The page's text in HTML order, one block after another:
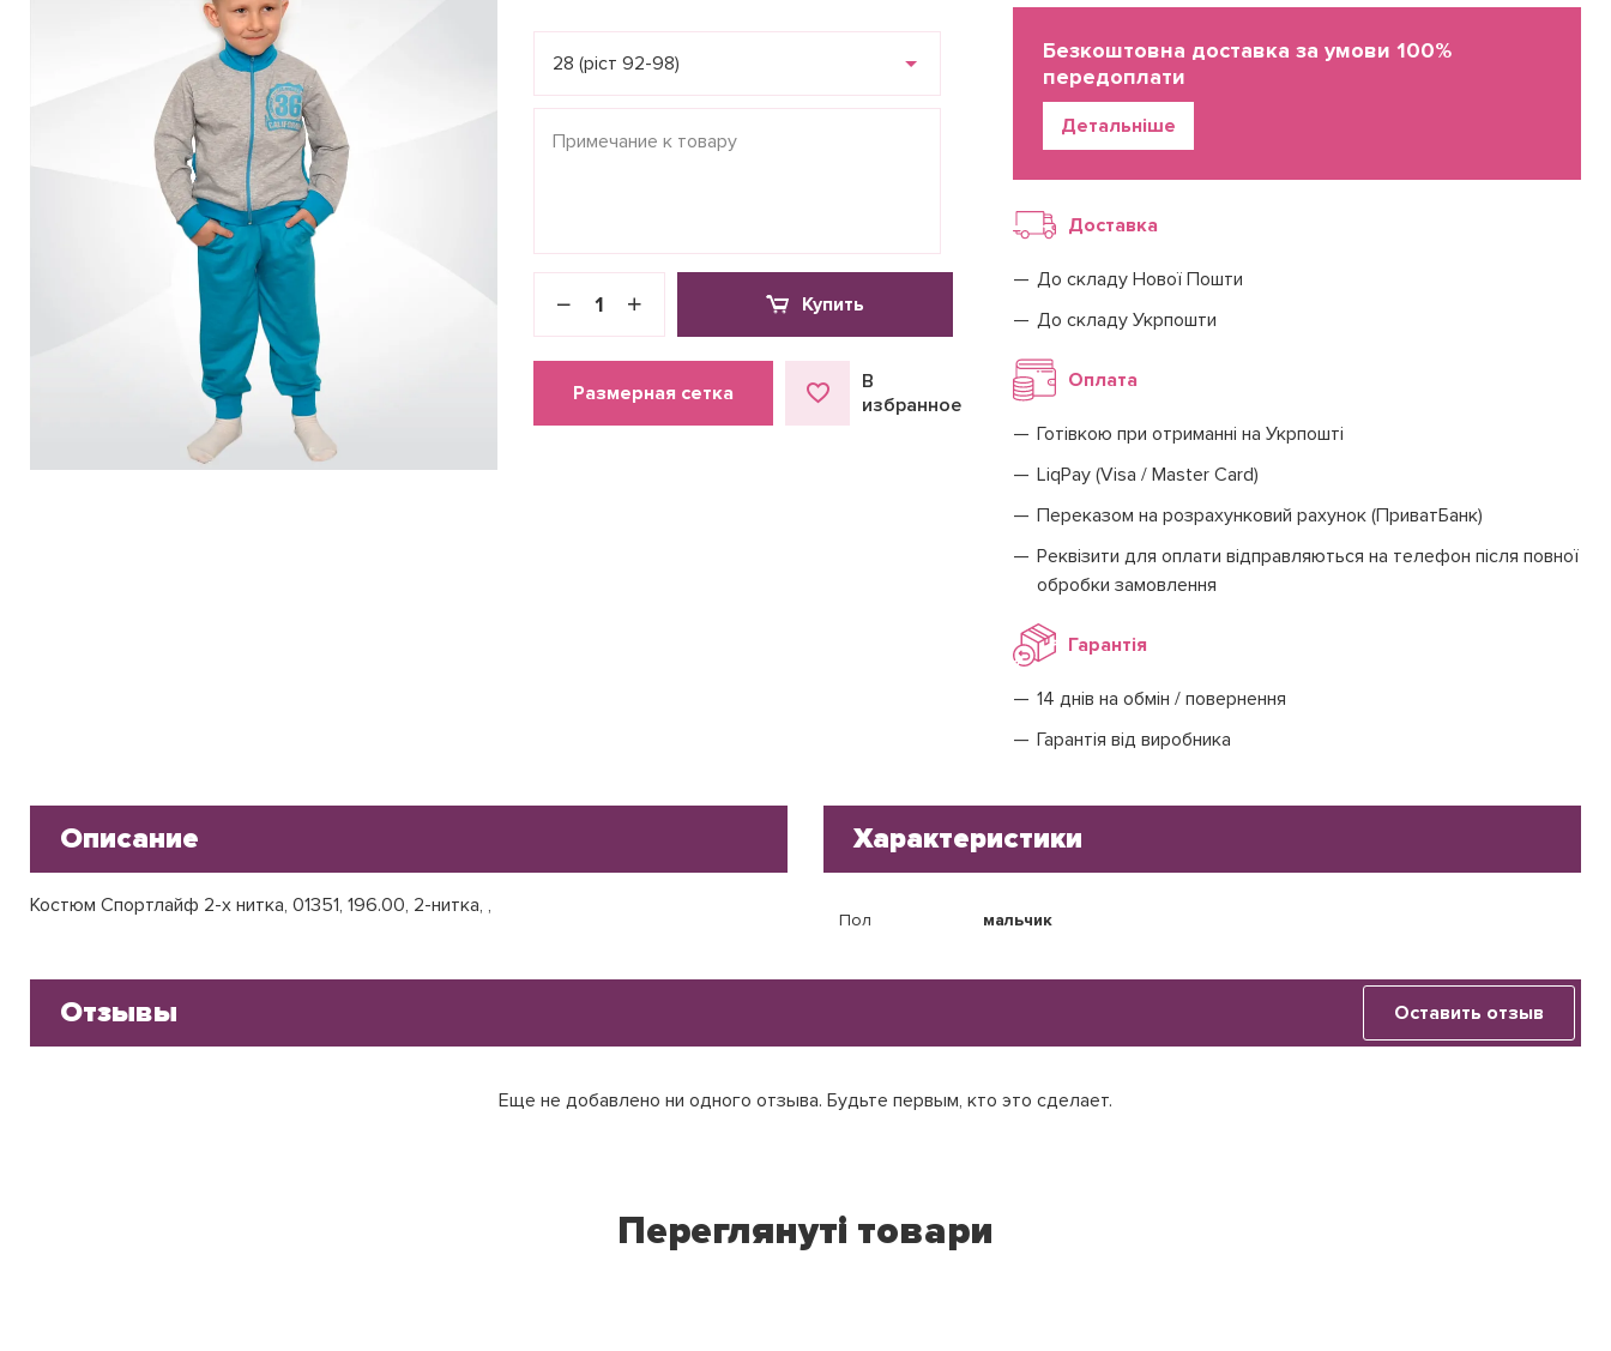
28 (ріст 92-98)
Купить
Размерная сетка
В
избранное
Детальніше
Безкоштовна доставка за умови 100%
передоплати
Доставка
До складу Нової Пошти
До складу Укрпошти
Оплата
Готівкою при отриманні на Укрпошті
LiqPay (Visa / Master Card)
Переказом на розрахунковий рахунок (ПриватБанк)
Реквізити для оплати відправляються на телефон після повної
обробки замовлення
Гарантія
14 днів на обмін / повернення
Гарантія від виробника
Описание
Костюм Спортлайф 2-х нитка, 01351, 196.00, 2-нитка, ,
Характеристики
Пол мальчик
Отзывы
Еще не добавлено ни одного отзыва. Будьте первым, кто это сделает.
Оставить отзыв
Переглянуті товари